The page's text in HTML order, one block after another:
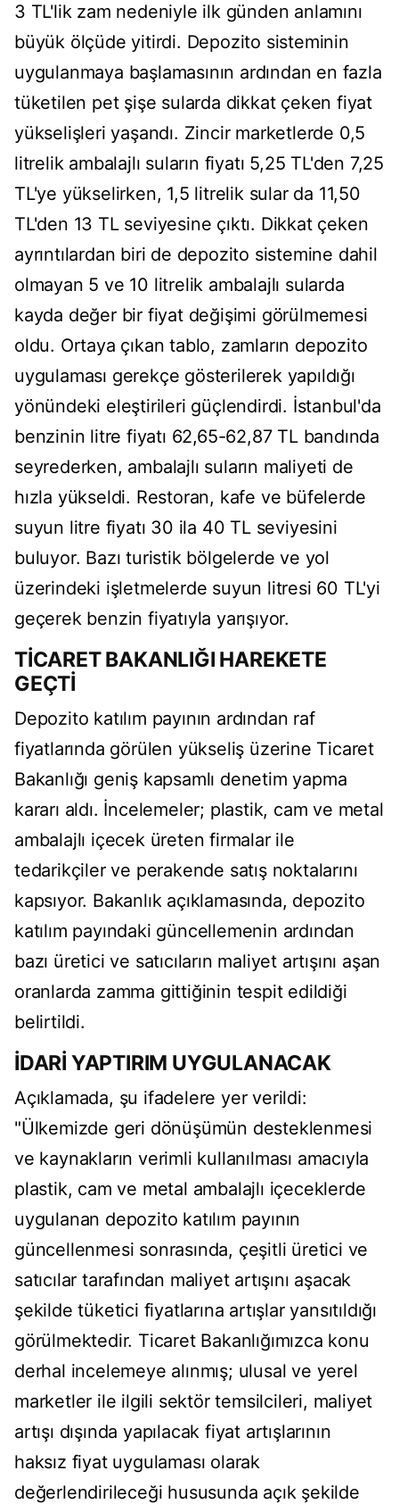
3 TL'lik zam nedeniyle ilk günden anlamını
büyük ölçüde yitirdi. Depozito sisteminin
uygulanmaya başlamasının ardından en fazla
tüketilen pet şişe sularda dikkat çeken fiyat
yükselişleri yaşandı. Zincir marketlerde 0,5
litrelik ambalajlı suların fiyatı 5,25 TL'den 7,25
TL'ye yükselirken, 1,5 litrelik sular da 11,50
TL'den 13 TL seviyesine çıktı. Dikkat çeken
ayrıntılardan biri de depozito sistemine dahil
olmayan 5 ve 10 litrelik ambalajlı sularda
kayda değer bir fiyat değişimi görülmemesi
oldu. Ortaya çıkan tablo, zamların depozito
uygulaması gerekçe gösterilerek yapıldığı
yönündeki eleştirileri güçlendirdi. İstanbul'da
benzinin litre fiyatı 62,65-62,87 TL bandında
seyrederken, ambalajlı suların maliyeti de
hızla yükseldi. Restoran, kafe ve büfelerde
suyun litre fiyatı 30 ila 40 TL seviyesini
buluyor. Bazı turistik bölgelerde ve yol
üzerindeki işletmelerde suyun litresi 60 TL'yi
geçerek benzin fiyatıyla yarışıyor.
TİCARET BAKANLIĞI HAREKETE
GEÇTİ
Depozito katılım payının ardından raf
fiyatlarında görülen yükseliş üzerine Ticaret
Bakanlığı geniş kapsamlı denetim yapma
kararı aldı. İncelemeler; plastik, cam ve metal
ambalajlı içecek üreten firmalar ile
tedarikçiler ve perakende satış noktalarını
kapsıyor. Bakanlık açıklamasında, depozito
katılım payındaki güncellemenin ardından
bazı üretici ve satıcıların maliyet artışını aşan
oranlarda zamma gittiğinin tespit edildiği
belirtildi.
İDARİ YAPTIRIM UYGULANACAK
Açıklamada, şu ifadelere yer verildi:
"Ülkemizde geri dönüşümün desteklenmesi
ve kaynakların verimli kullanılması amacıyla
plastik, cam ve metal ambalajlı içeceklerde
uygulanan depozito katılım payının
güncellenmesi sonrasında, çeşitli üretici ve
satıcılar tarafından maliyet artışını aşacak
şekilde tüketici fiyatlarına artışlar yansıtıldığı
görülmektedir. Ticaret Bakanlığımızca konu
derhal incelemeye alınmış; ulusal ve yerel
marketler ile ilgili sektör temsilcileri, maliyet
artışı dışında yapılacak fiyat artışlarının
haksız fiyat uygulaması olarak
değerlendirileceği hususunda açık şekilde